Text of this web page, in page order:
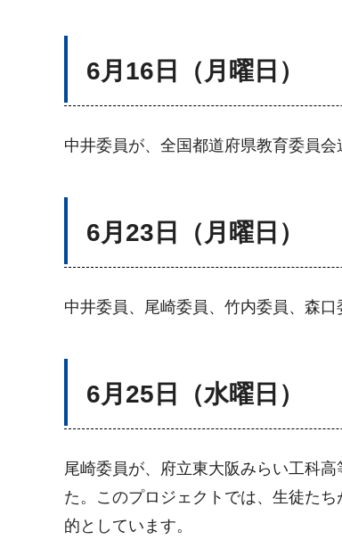
6月16日（月曜日）
中井委員が、全国都道府県教育委員会
6月23日（月曜日）
中井委員、尾崎委員、竹内委員、森
6月25日（水曜日）
尾崎委員が、府立東大阪みらい工科
た。このプロジェクトでは、生徒た
的としています。